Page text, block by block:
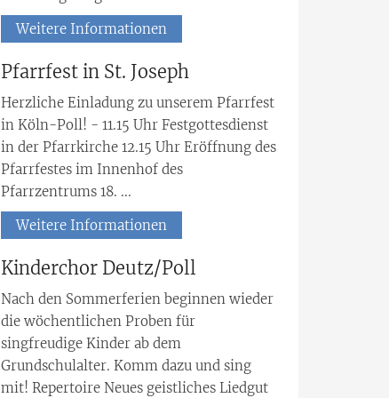
Weitere Informationen
Pfarrfest in St. Joseph
Herzliche Einladung zu unserem Pfarrfest
in Köln-Poll! - 11.15 Uhr Festgottesdienst
in der Pfarrkirche 12.15 Uhr Eröffnung des
Pfarrfestes im Innenhof des
Pfarrzentrums 18. ...
Weitere Informationen
Kinderchor Deutz/Poll
Nach den Sommerferien beginnen wieder
die wöchentlichen Proben für
singfreudige Kinder ab dem
Grundschulalter. Komm dazu und sing
mit! Repertoire Neues geistliches Liedgut